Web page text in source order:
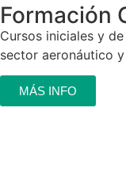
Formación
Cursos iniciales y
sector aeronáutico
MÁS INFO